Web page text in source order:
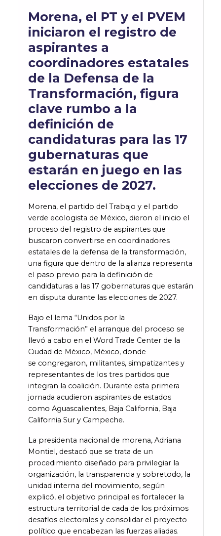
Morena, el PT y el PVEM
iniciaron el registro de
aspirantes a
coordinadores estatales
de la Defensa de la
Transformación, figura
clave rumbo a la
definición de
candidaturas para las 17
gubernaturas que
estarán en juego en las
elecciones de 2027.
Morena, el partido del Trabajo y el partido
verde ecologista de México, dieron el inicio el
proceso del registro de aspirantes que
buscaron convertirse en coordinadores
estatales de la defensa de la transformación,
una figura que dentro de la alianza representa
el paso previo para la definición de
candidaturas a las 17 gobernaturas que estarán
en disputa durante las elecciones de 2027.
Bajo el lema “Unidos por la
Transformación” el arranque del proceso se
llevó a cabo en el Word Trade Center de la
Ciudad de México, México, donde
se congregaron, militantes, simpatizantes y
representantes de los tres partidos que
integran la coalición. Durante esta primera
jornada acudieron aspirantes de estados
como Aguascalientes, Baja California, Baja
California Sur y Campeche.
La presidenta nacional de morena, Adriana
Montiel, destacó que se trata de un
procedimiento diseñado para privilegiar la
organización, la transparencia y sobretodo, la
unidad interna del movimiento, según
explicó, el objetivo principal es fortalecer la
estructura territorial de cada de los próximos
desafíos electorales y consolidar el proyecto
político que encabezan las fuerzas aliadas.